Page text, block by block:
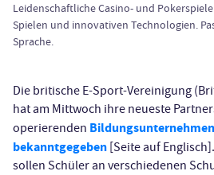
Leidenschaftliche Casino- und
Spielen und innovativen Technologien.
Sprache.
Die britische E-Sport-Vereinigung
hat am Mittwoch ihre neueste
operierenden
bekanntgegeben [Seite auf
sollen Schüler an verschiedenen